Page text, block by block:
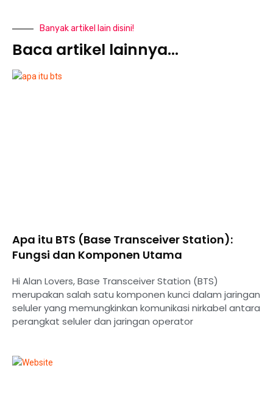
Banyak artikel lain disini!
Baca artikel lainnya...
Apa itu BTS (Base Transceiver Station):
Fungsi dan Komponen Utama
Hi Alan Lovers, Base Transceiver Station (BTS)
merupakan salah satu komponen kunci dalam jaringan
seluler yang memungkinkan komunikasi nirkabel antara
perangkat seluler dan jaringan operator